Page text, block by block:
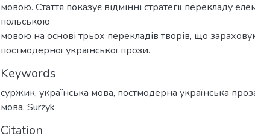
мовою. Стаття показує відмінні стратегії перекладу
польською
мовою на основі трьох перекладів творів, що
постмодерної української прози.
Keywords
суржик, українська мова, постмодерна українська
мова, Surżyk
Citation